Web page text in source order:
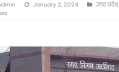
January 2, 2024 उत्तर प्रदेश,